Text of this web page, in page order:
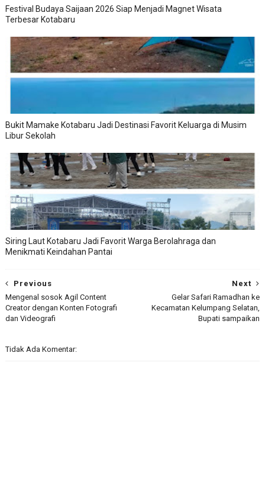
Festival Budaya Saijaan 2026 Siap Menjadi Magnet Wisata
Terbesar Kotabaru
Bukit Mamake Kotabaru Jadi Destinasi Favorit Keluarga di Musim
Libur Sekolah
Siring Laut Kotabaru Jadi Favorit Warga Berolahraga dan
Menikmati Keindahan Pantai
Next
Gelar Safari Ramadhan ke
Kecamatan Kelumpang Selatan,
Bupati sampaikan
Previous
Mengenal sosok Agil Content
Creator dengan Konten Fotografi
dan Videografi
Tidak Ada Komentar: